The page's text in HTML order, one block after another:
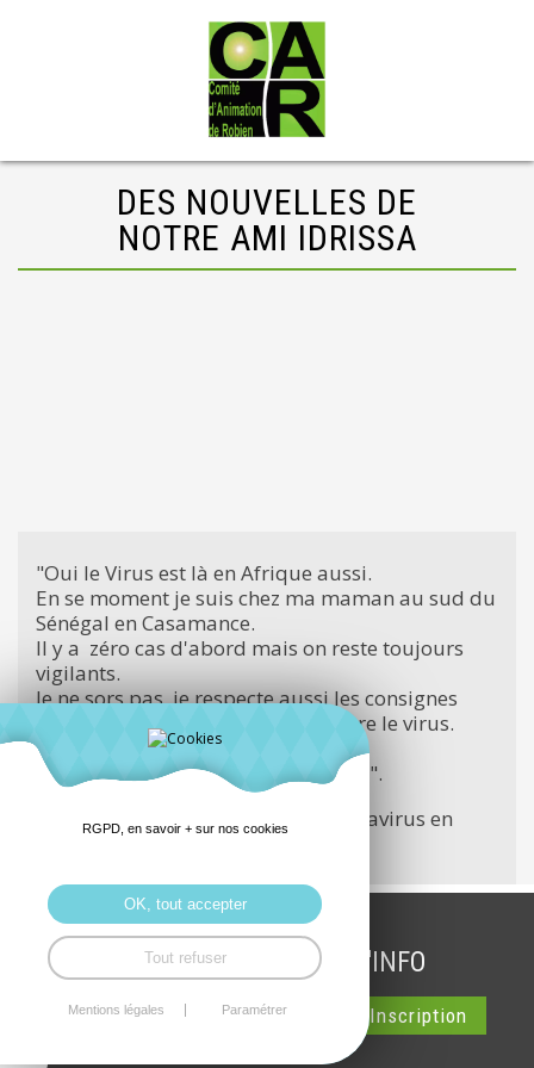
DES NOUVELLES DE
NOTRE AMI IDRISSA
"Oui le Virus est là en Afrique aussi.
En se moment je suis chez ma maman au sud du
Sénégal en Casamance.
Il y a zéro cas d'abord mais on reste toujours
vigilants.
Je ne sors pas, je respecte aussi les consignes
pour bien protéger les autres contre le virus.
Tout est fermé ici.
Bonjour à tous mes amis de Robien".
article du Monde
sur le Coronavirus en
INSCRIPTION LETTRE D'INFO
RGPD, en savoir + sur nos cookies
OK, tout accepter
Tout refuser
Mentions légales Paramétrer